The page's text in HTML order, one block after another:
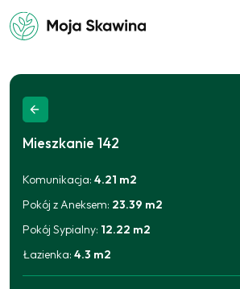
Mieszkanie 142
Komunikacja:4.21 m2
Pokój z Aneksem: 23.39 m2
Pokój Sypialny: 12.22 m2
Łazienka:4.3 m2